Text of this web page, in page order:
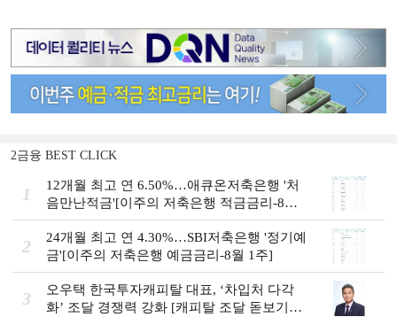
2금융 BEST CLICK
1
12개월 최고 연 6.50%…애큐온저축은행 '처
음만난적금'[이주의 저축은행 적금금리-8월
1주]
2
24개월 최고 연 4.30%…SBI저축은행 '정기예
금'[이주의 저축은행 예금금리-8월 1주]
3
오우택 한국투자캐피탈 대표, ‘차입처 다각
화ʼ 조달 경쟁력 강화 [캐피탈 조달 돋보기